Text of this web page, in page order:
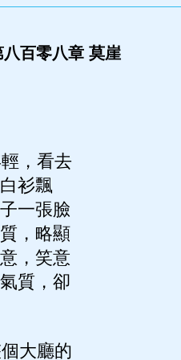
百零八章 莫崖
，看去
衫飄
一張臉
，略顯
，笑意
質，卻
大廳的